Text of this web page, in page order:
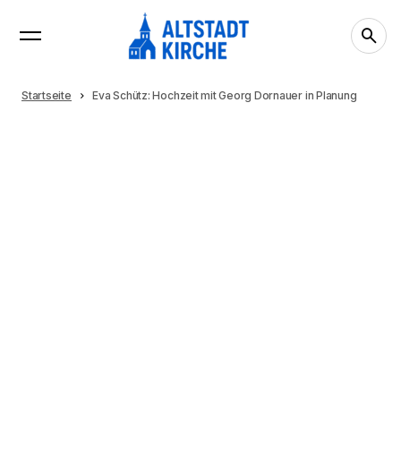
Startseite Eva Schütz: Hochzeit mit Georg Dornauer in Planung